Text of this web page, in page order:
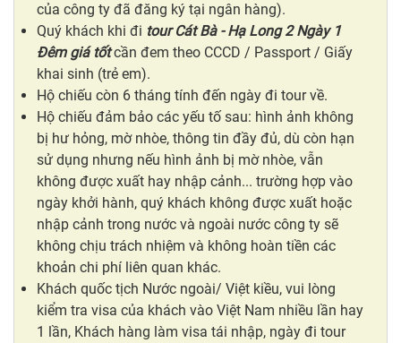
của công ty đã đăng ký tại ngân hàng).
Quý khách khi đi tourCát Bà - Hạ Long 2 Ngày 1
Đêm giá tốtcần đem theo CCCD / Passport / Giấy
khai sinh (trẻ em).
Hộ chiếu còn 6 tháng tính đến ngày đi tour về.
Hộ chiếu đảm bảo các yếu tố sau: hình ảnh không
bị hư hỏng, mờ nhòe, thông tin đầy đủ, dù còn hạn
sử dụng nhưng nếu hình ảnh bị mờ nhòe, vẫn
không được xuất hay nhập cảnh... trường hợp vào
ngày khởi hành, quý khách không được xuất hoặc
nhập cảnh trong nước và ngoài nước công ty sẽ
không chịu trách nhiệm và không hoàn tiền các
khoản chi phí liên quan khác.
Khách quốc tịch Nước ngoài/ Việt kiều, vui lòng
kiểm tra visa của khách vào Việt Nam nhiều lần hay
1 lần, Khách hàng làm visa tái nhập, ngày đi tour